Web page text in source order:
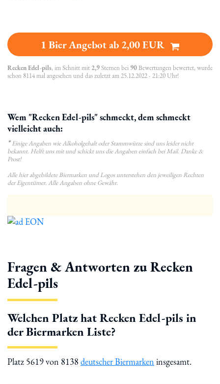
1 Bier Angebot ab 2,00 EUR
Recken Edel-pils, im Schnitt mit 2,9Sternen bei 90Bewertungen bewertet, wurde
schon 8114 mal angesehen und das zuletzt am 25.12.2022 - 21:20 Uhr!
Wem "Recken Edel-pils" schmeckt, dem schmeckt
vielleicht auch:
*Einige Angaben wie Alkoholgehalt oder Stammwürze sind uns leider nicht
bekannt. Helft uns mit und schickt uns die Angaben einfach bei Mail. Danke &
Prost!
Alle hier abgebildete Biermarken und Logos unterstehen den jeweiligen Rechten
der Eigentümer. Alle Angaben ohne Gewähr.
Fragen & Antworten zu Recken
Edel-pils
Welchen Platz hat Recken Edel-pils in
der Biermarken Liste?
Platz 5619 von 8138 deutscher Biermarken insgesamt.